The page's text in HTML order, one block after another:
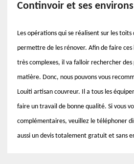
Continvoir et ses environs
Les opérations qui se réalisent sur les toits
permettre de les rénover. Afin de faire
très complexes, il va falloir rechercher des
matière. Donc, nous pouvons vous
Louiti artisan couvreur. Il a tous les
faire un travail de bonne qualité. Si vous
complémentaires, veuillez le téléphoner
aussi un devis totalement gratuit et sans